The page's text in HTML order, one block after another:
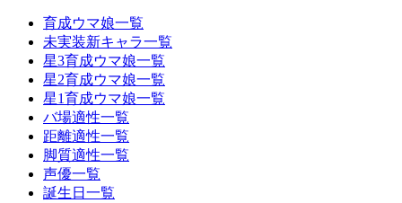
育成ウマ娘一覧
未実装新キャラ一覧
星3育成ウマ娘一覧
星2育成ウマ娘一覧
星1育成ウマ娘一覧
バ場適性一覧
距離適性一覧
脚質適性一覧
声優一覧
誕生日一覧